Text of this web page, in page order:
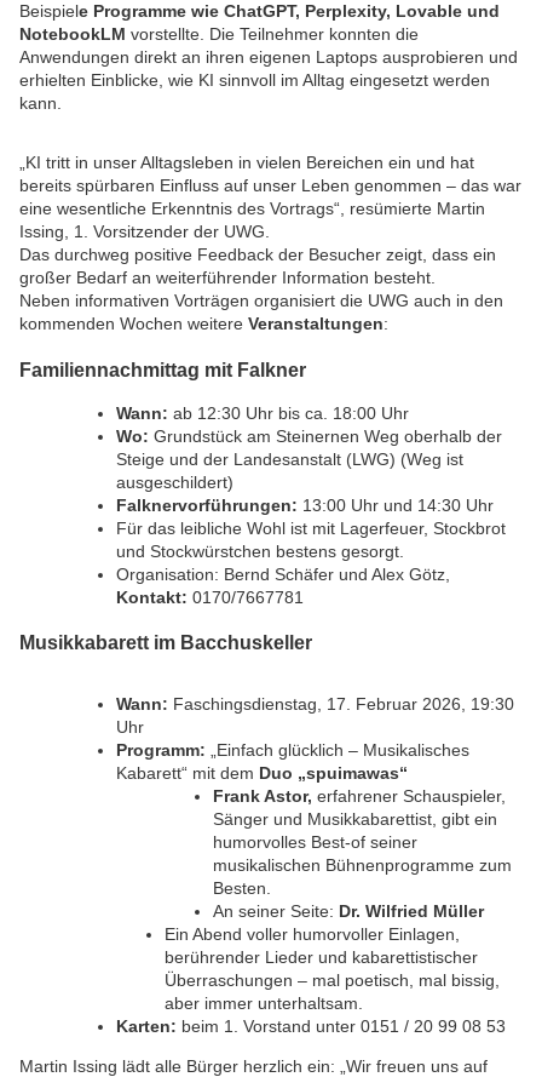
Beispiele Programme wie ChatGPT, Perplexity, Lovable und
NotebookLM vorstellte. Die Teilnehmer konnten die
Anwendungen direkt an ihren eigenen Laptops ausprobieren und
erhielten Einblicke, wie KI sinnvoll im Alltag eingesetzt werden
kann.
„KI tritt in unser Alltagsleben in vielen Bereichen ein und hat
bereits spürbaren Einfluss auf unser Leben genommen – das war
eine wesentliche Erkenntnis des Vortrags“, resümierte Martin
Issing, 1. Vorsitzender der UWG.
Das durchweg positive Feedback der Besucher zeigt, dass ein
großer Bedarf an weiterführender Information besteht.
Neben informativen Vorträgen organisiert die UWG auch in den
kommenden Wochen weitere Veranstaltungen:
Familiennachmittag mit Falkner
Wann: ab 12:30 Uhr bis ca. 18:00 Uhr
Wo: Grundstück am Steinernen Weg oberhalb der
Steige und der Landesanstalt (LWG) (Weg ist
ausgeschildert)
Falknervorführungen: 13:00 Uhr und 14:30 Uhr
Für das leibliche Wohl ist mit Lagerfeuer, Stockbrot
und Stockwürstchen bestens gesorgt.
Organisation: Bernd Schäfer und Alex Götz,
Kontakt: 0170/7667781
Musikkabarett im Bacchuskeller
Wann: Faschingsdienstag, 17. Februar 2026, 19:30
Uhr
Programm: „Einfach glücklich – Musikalisches
Kabarett“ mit dem Duo „spuimawas“
Frank Astor, erfahrener Schauspieler,
Sänger und Musikkabarettist, gibt ein
humorvolles Best-of seiner
musikalischen Bühnenprogramme zum
Besten.
An seiner Seite: Dr. Wilfried Müller
Ein Abend voller humorvoller Einlagen,
berührender Lieder und kabarettistischer
Überraschungen – mal poetisch, mal bissig,
aber immer unterhaltsam.
Karten: beim 1. Vorstand unter 0151 / 20 99 08 53
Martin Issing lädt alle Bürger herzlich ein: „Wir freuen uns auf